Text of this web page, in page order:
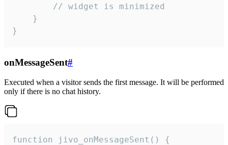
        // widget is minimized
    }
}
onMessageSent#
Executed when a visitor sends the first message. It will be performed
only if there is no chat history.
function jivo_onMessageSent() {